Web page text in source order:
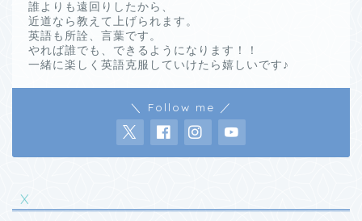
誰よりも遠回りしたから、
近道なら教えて上げられます。
英語も所詮、言葉です。
やれば誰でも、できるようになります！！
一緒に楽しく英語克服していけたら嬉しいです♪
＼ Follow me ／
X